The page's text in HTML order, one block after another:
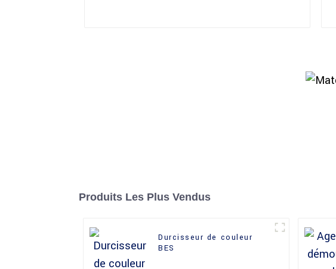
Produits Les Plus Vendus
Durcisseur de couleur
BES